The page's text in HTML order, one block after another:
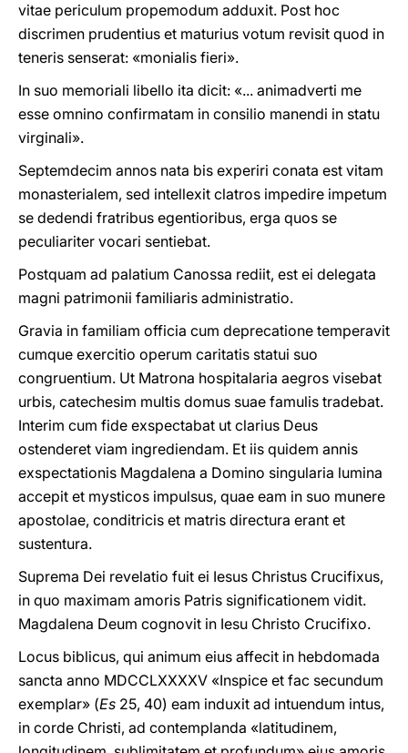
vitae periculum propemodum adduxit. Post hoc
discrimen prudentius et maturius votum revisit quod in
teneris senserat: «monialis fieri».
In suo memoriali libello ita dicit: «... animadverti me
esse omnino confirmatam in consilio manendi in statu
virginali».
Septemdecim annos nata bis experiri conata est vitam
monasterialem, sed intellexit clatros impedire impetum
se dedendi fratribus egentioribus, erga quos se
peculiariter vocari sentiebat.
Postquam ad palatium Canossa rediit, est ei delegata
magni patrimonii familiaris administratio.
Gravia in familiam officia cum deprecatione temperavit
cumque exercitio operum caritatis statui suo
congruentium. Ut Matrona hospitalaria aegros visebat
urbis, catechesim multis domus suae famulis tradebat.
Interim cum fide exspectabat ut clarius Deus
ostenderet viam ingrediendam. Et iis quidem annis
exspectationis Magdalena a Domino singularia lumina
accepit et mysticos impulsus, quae eam in suo munere
apostolae, conditricis et matris directura erant et
sustentura.
Suprema Dei revelatio fuit ei Iesus Christus Crucifixus,
in quo maximam amoris Patris significationem vidit.
Magdalena Deum cognovit in Iesu Christo Crucifixo.
Locus biblicus, qui animum eius affecit in hebdomada
sancta anno MDCCLXXXXV «Inspice et fac secundum
exemplar» (Es 25, 40) eam induxit ad intuendum intus,
in corde Christi, ad contemplanda «latitudinem,